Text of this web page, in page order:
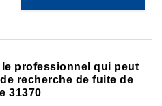
le professionnel qui peut
recherche de fuite de
31370